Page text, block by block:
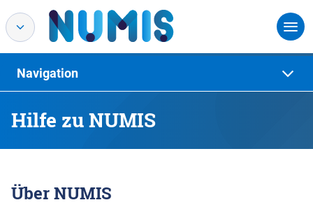
Hilfe zu NUMIS
Navigation
Über NUMIS